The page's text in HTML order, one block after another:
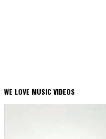
WE LOVE MUSIC VIDEOS